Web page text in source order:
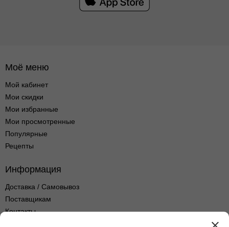
Моё меню
Мой кабинет
Мои скидки
Мои избранные
Мои просмотренные
Популярные
Рецепты
Информация
Доставка / Самовывоз
Поставщикам
Контакты